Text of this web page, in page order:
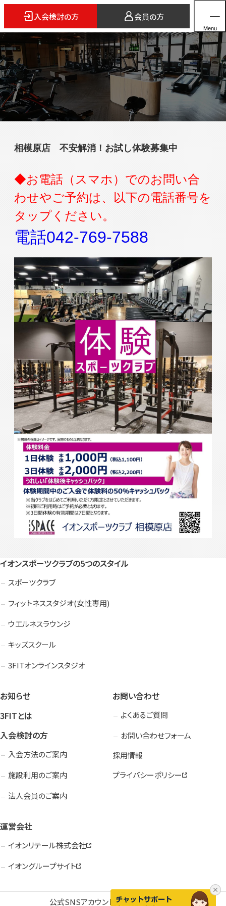
入会検討の方 会員の方
Menu
ホーム
店舗検索
3FITとは
法人会員のご案内
入会検討の方
公式SNSアカウント
相模原店 不安解消！お試し体験募集中
◆お電話（スマホ）でのお問い合
わせやご予約は、以下の電話番号を
タップください。
電話042-769-7588
イオンスポーツクラブの5つのスタイル
スポーツクラブ
フィットネススタジオ(女性専用)
ウエルネスラウンジ
キッズスクール
3FITオンラインスタジオ
お知らせ
3FITとは
入会検討の方
入会方法のご案内
施設利用のご案内
法人会員のご案内
お問い合わせ
よくあるご質問
お問い合わせフォーム
採用情報
プライバシーポリシー
運営会社
イオンリテール株式会社
イオングループサイト
公式SNSアカウント